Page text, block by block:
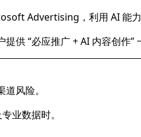
Advertising，利用 AI 能
供 “必应推广 + AI 内容创作”
风险。
业数据时。